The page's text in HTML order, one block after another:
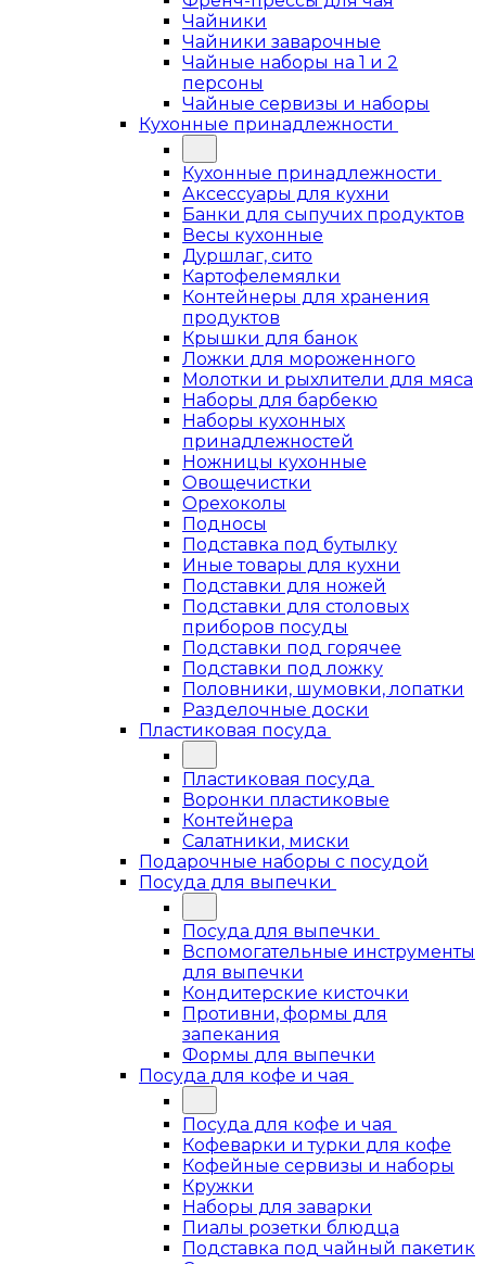
Чайники
Чайники заварочные
Чайные наборы на 1 и 2
персоны
Чайные сервизы и наборы
Кухонные принадлежности
Кухонные принадлежности
Аксессуары для кухни
Банки для сыпучих продуктов
Весы кухонные
Дуршлаг, сито
Картофелемялки
Контейнеры для хранения
продуктов
Крышки для банок
Ложки для мороженного
Молотки и рыхлители для мяса
Наборы для барбекю
Наборы кухонных
принадлежностей
Ножницы кухонные
Овощечистки
Орехоколы
Подносы
Подставка под бутылку
Иные товары для кухни
Подставки для ножей
Подставки для столовых
приборов посуды
Подставки под горячее
Подставки под ложку
Половники, шумовки, лопатки
Разделочные доски
Пластиковая посуда
Пластиковая посуда
Воронки пластиковые
Контейнера
Салатники, миски
Подарочные наборы с посудой
Посуда для выпечки
Посуда для выпечки
Вспомогательные инструменты
для выпечки
Кондитерские кисточки
Противни, формы для
запекания
Формы для выпечки
Посуда для кофе и чая
Посуда для кофе и чая
Кофеварки и турки для кофе
Кофейные сервизы и наборы
Кружки
Наборы для заварки
Пиалы розетки блюдца
Подставка под чайный пакетик